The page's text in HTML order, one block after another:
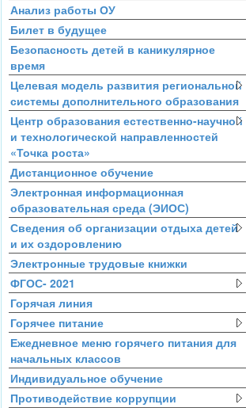
Анализ работы ОУ
Билет в будущее
Безопасность детей в каникулярное
время
Целевая модель развития региональной
системы дополнительного образования
Центр образования естественно-научной
и технологической направленностей
«Точка роста»
Дистанционное обучение
Электронная информационная
образовательная среда (ЭИОС)
Сведения об организации отдыха детей
и их оздоровлению
Электронные трудовые книжки
ФГОС- 2021
Горячая линия
Горячее питание
Ежедневное меню горячего питания для
начальных классов
Индивидуальное обучение
Противодействие коррупции